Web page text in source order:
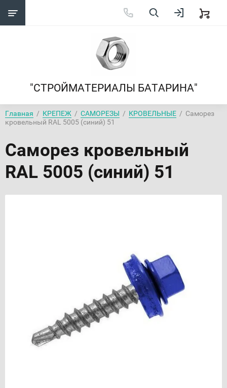
"СТРОЙМАТЕРИАЛЫ БАТАРИНА"
Главная
  /
КРЕПЕЖ
  /
САМОРЕЗЫ
  /
КРОВЕЛЬНЫЕ
  /  Саморез
кровельный RAL 5005 (синий) 51
Саморез кровельный
RAL 5005 (синий) 51